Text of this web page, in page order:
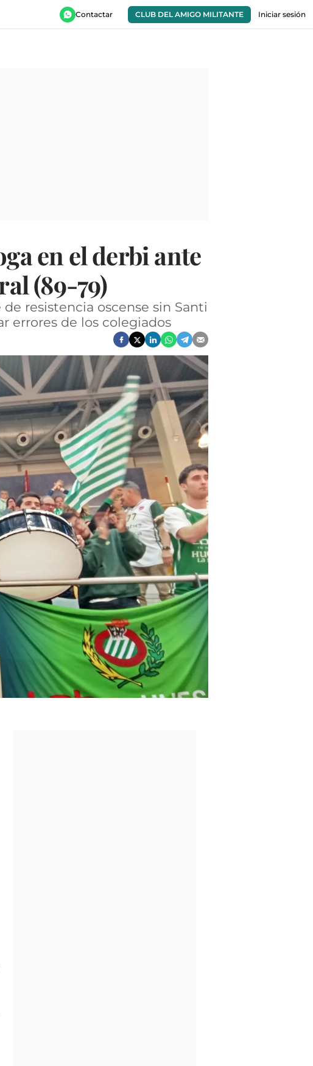
Contactar CLUB DEL AMIGO MILITANTE Iniciar sesión
en el derbi ante
(89-79)
resistencia oscense sin Santi
errores de los colegiados